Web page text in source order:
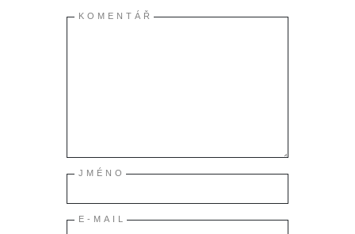
KOMENTÁŘ
JMÉNO
E-MAIL